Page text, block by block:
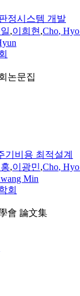
정시스템 개발
,이희현,Cho, Hyo
논문집
기비용 최적설계
,이광민,Cho, Hyo
Min
회
會 論文集